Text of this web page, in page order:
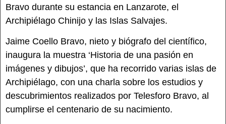
Bravo durante su estancia en Lanzarote, el
Archipiélago Chinijo y las Islas Salvajes.
Jaime Coello Bravo, nieto y biógrafo del científico,
inaugura la muestra ‘Historia de una pasión en
imágenes y dibujos’, que ha recorrido varias islas de
Archipiélago, con una charla sobre los estudios y
descubrimientos realizados por Telesforo Bravo, al
cumplirse el centenario de su nacimiento.